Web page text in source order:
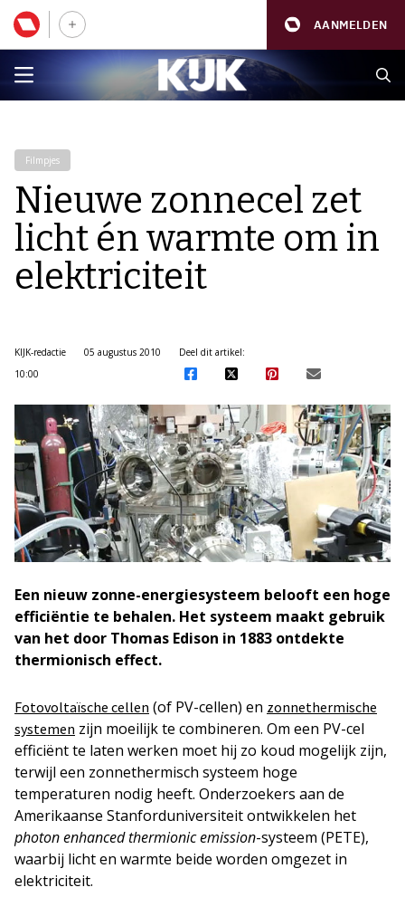
AANMELDEN
Filmpjes
Nieuwe zonnecel zet
licht én warmte om in
elektriciteit
KIJK-redactie
05 augustus 2010
10:00
Deel dit artikel:
Een nieuw zonne-energiesysteem belooft een hoge
efficiëntie te behalen. Het systeem maakt gebruik
van het door Thomas Edison in 1883 ontdekte
thermionisch effect.
Fotovoltaïsche cellen (of PV-cellen) en zonnethermische
systemen zijn moeilijk te combineren. Om een PV-cel
efficiënt te laten werken moet hij zo koud mogelijk zijn,
terwijl een zonnethermisch systeem hoge
temperaturen nodig heeft. Onderzoekers aan de
Amerikaanse Stanforduniversiteit ontwikkelen het
photon enhanced thermionic emission-systeem (PETE),
waarbij licht en warmte beide worden omgezet in
elektriciteit.